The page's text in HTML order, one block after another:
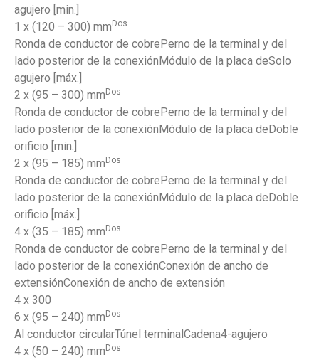
agujero [min.]
1 x (120 – 300) mm Dos
Ronda de conductor de cobrePerno de la terminal y del
lado posterior de la conexiónMódulo de la placa deSolo
agujero [máx.]
2 x (95 – 300) mm Dos
Ronda de conductor de cobrePerno de la terminal y del
lado posterior de la conexiónMódulo de la placa deDoble
orificio [min.]
2 x (95 – 185) mm Dos
Ronda de conductor de cobrePerno de la terminal y del
lado posterior de la conexiónMódulo de la placa deDoble
orificio [máx.]
4 x (35 – 185) mm Dos
Ronda de conductor de cobrePerno de la terminal y del
lado posterior de la conexiónConexión de ancho de
extensiónConexión de ancho de extensión
4 x 300
6 x (95 – 240) mm Dos
Al conductor circularTúnel terminalCadena4-agujero
4 x (50 – 240) mm Dos